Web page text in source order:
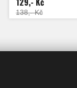
138,- Kč